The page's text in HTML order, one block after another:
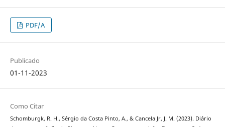
PDF/A
Publicado
01-11-2023
Como Citar
Schomburgk, R. H., Sérgio da Costa Pinto, A., & Cancela Jr, J. M. (2023). Diário